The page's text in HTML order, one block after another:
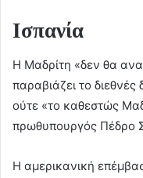
Ισπανία
Η Μαδρίτη «δεν θα
παραβιάζει το
ούτε «το καθεστώς
πρωθυπουργός Πέδρο
Η αμερικανική